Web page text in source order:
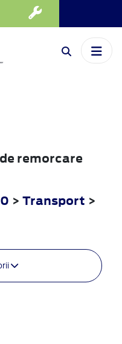
remorcare
> Transport >